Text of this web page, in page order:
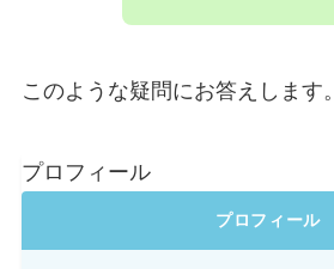
このような疑問にお答えします。
プロフィール
プロフィール